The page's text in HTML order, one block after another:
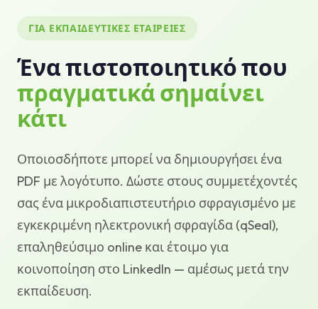
Υποστήριξη
ΓΙΑ ΕΚΠΑΙΔΕΥΤΙΚΈΣ ΕΤΑΙΡΕΊΕΣ
Ένα πιστοποιητικό που
πραγματικά σημαίνει
κάτι
Οποιοσδήποτε μπορεί να δημιουργήσει ένα
PDF με λογότυπο. Δώστε στους συμμετέχοντές
σας ένα μικροδιαπιστευτήριο σφραγισμένο με
εγκεκριμένη ηλεκτρονική σφραγίδα (qSeal),
επαληθεύσιμο online και έτοιμο για
κοινοποίηση στο LinkedIn — αμέσως μετά την
εκπαίδευση.